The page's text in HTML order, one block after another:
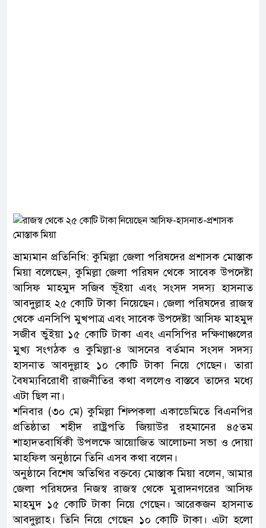
ভ্রাম্যমান প্রতিনিধি: কুমিল্লা জেলা পরিষদের প্রশাসক মোস্তাক
মিয়া বলেছেন, কুমিল্লা জেলা পরিষদ থেকে সাবেক উপদেষ্টা
আসিফ মাহমুদ সজিব ভূঁইয়া এবং সংসদ সদস্য হাসনাত
আবদুল্লাহ ২৫ কোটি টাকা নিয়েছেন। জেলা পরিষদের রাজস্ব
থেকে এনসিপি মুখপাত্র এবং সাবেক উপদেষ্টা আসিফ মাহমুদ
সজীব ভুঁইয়া ১৫ কোটি টাকা এবং এনসিপির দক্ষিণাঞ্চলের
মুখ্য সংগঠক ও কুমিল্লা-৪ আসনের বর্তমান সংসদ সদস্য
হাসনাত আবদুল্লাহ ১০ কোটি টাকা নিয়ে গেছেন। তারা
বৈষম্যবিরোধী রাজনীতির কথা বললেও বাস্তবে তাদের মধ্যে
এটা ছিল না।
শনিবার (৩০ মে) কুমিল্লা শিল্পকলা একাডেমিতে বিএনপির
প্রতিষ্ঠাতা শহীদ রাষ্ট্রপতি জিয়াউর রহমানের ৪৫তম
শাহাদতবার্ষিকী উপলক্ষে আয়োজিত আলোচনা সভা ও দোয়া
মাহফিল অনুষ্ঠানে তিনি এসব কথা বলেন।
অনুষ্ঠানে বিশেষ অতিথির বক্তব্যে মোস্তাক মিয়া বলেন, আমার
জেলা পরিষদের নিজস্ব রাজস্ব থেকে মুরাদনগরের আসিফ
মাহমুদ ১৫ কোটি টাকা নিয়ে গেছেন। আরেকজন হাসনাত
আবদুল্লাহ। তিনি নিয়ে গেছেন ১০ কোটি টাকা। এটা হলো